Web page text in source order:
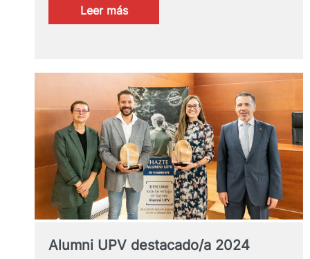
Leer más:
GRAS
Alumni UPV destacado/a 2024